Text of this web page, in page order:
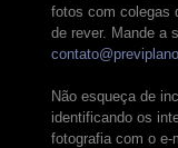
fotos com colegas
de rever. Mande a
Não esqueça de
identificando os
fotografia com o e-